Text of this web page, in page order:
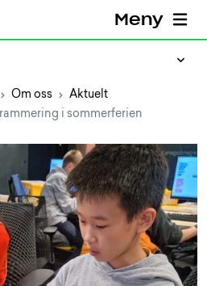
Meny
Om oss
Aktuelt
i sommerferien